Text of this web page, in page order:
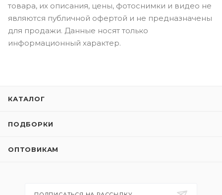
товара, их описания, цены, фотоснимки и видео не
являются публичной офертой и не предназначены
для продажи. Данные носят только
информационный характер.
КАТАЛОГ
ПОДБОРКИ
ОПТОВИКАМ